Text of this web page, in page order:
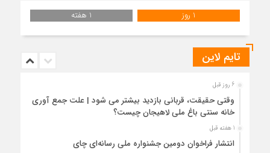
1 روز 1 هفته
تایم لاین
6 روز قبل
وقتی حقیقت، قربانی بازدید بیشتر می شود | علت جمع آوری
خانه سنتی باغ ملی لاهیجان چیست؟
1 هفته قبل
انتشار فراخوان دومین جشنواره ملی رسانه‌ای چای